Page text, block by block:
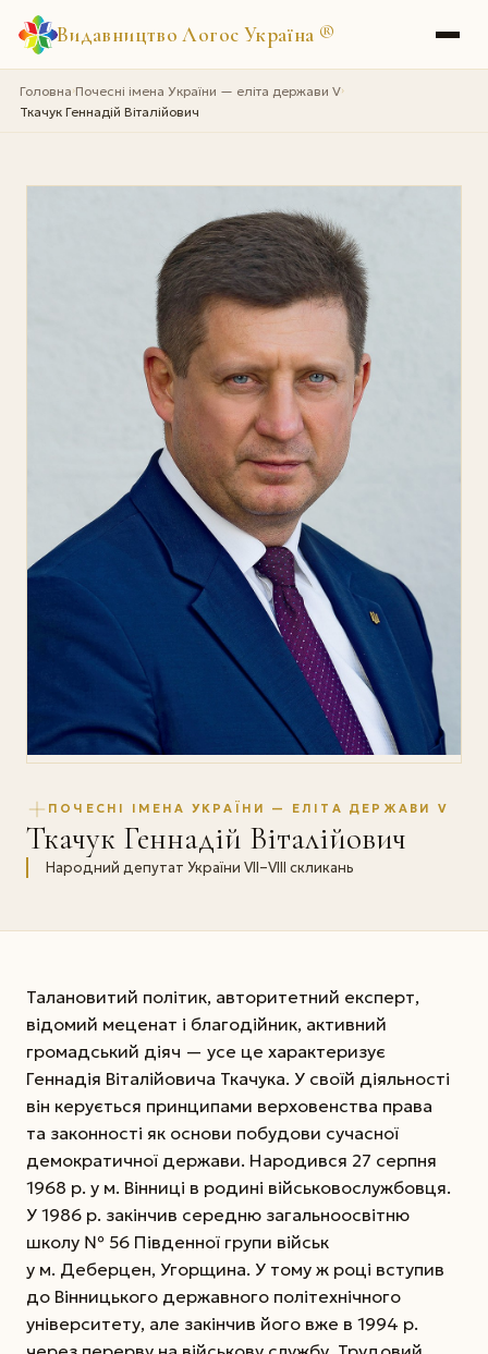
Видавництво Логос Україна ®
Головна›Почесні імена України — еліта держави V›
Ткачук Геннадій Віталійович
ПОЧЕСНІ ІМЕНА УКРАЇНИ — ЕЛІТА ДЕРЖАВИ V
Ткачук Геннадій Віталійович
Народний депутат України VІІ–VIII скликань
Талановитий політик, авторитетний експерт,
відомий меценат і благодійник, активний
громадський діяч — усе це характеризує
Геннадія Віталійовича Ткачука. У своїй діяльності
він керується принципами верховенства права
та законності як основи побудови сучасної
демократичної держави. Народився 27 серпня
1968 р. у м. Вінниці в родині військовослужбовця.
У 1986 р. закінчив середню загальноосвітню
школу № 56 Південної групи військ
у м. Деберцен, Угорщина. У тому ж році вступив
до Вінницького державного політехнічного
університету, але закінчив його вже в 1994 р.